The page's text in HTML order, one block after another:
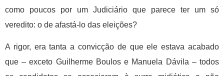
como poucos por um Judiciário que parece ter um só
veredito: o de afastá-lo das eleições?
A rigor, era tanta a convicção de que ele estava acabado
que – exceto Guilherme Boulos e Manuela Dávila – todos